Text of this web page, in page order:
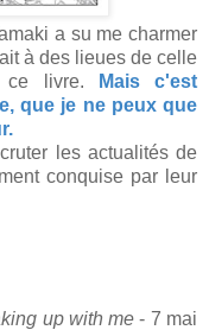
a su me charmer
à des lieues de celle
ce livre.
Mais c'est
que je ne peux que
les actualités de
conquise par leur
up with me - 7 mai